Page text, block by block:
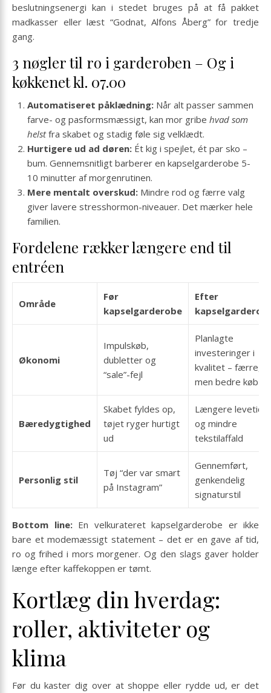
beslutningsenergi kan i stedet bruges på at få pakket
madkasser eller læst “Godnat, Alfons Åberg” for tredje
gang.
3 nøgler til ro i garderoben – Og i
køkkenet kl. 07.00
Automatiseret påklædning: Når alt passer sammen
farve- og pasformsmæssigt, kan mor gribe hvad som
helstfra skabet og stadig føle sig velklædt.
Hurtigere ud ad døren: Ét kig i spejlet, ét par sko –
bum. Gennemsnitligt barberer en kapselgarderobe 5-
10 minutter af morgenrutinen.
Mere mentalt overskud: Mindre rod og færre valg
giver lavere stresshormon-niveauer. Det mærker hele
familien.
Fordelene rækker længere end til
entréen
Område
Før
kapselgarderobe
Efter
Økonomi
Impulskøb,
dubletter og
“sale”-fejl
Planlagte
investeringer i
kvalitet – færre,
men bedre køb
Bæredygtighed
Skabet fyldes op,
tøjet ryger hurtigt
ud
Længere levetid
og mindre
tekstilaffald
Personlig stil
Tøj “der var smart
på Instagram”
Gennemført,
genkendelig
signaturstil
Bottom line:En velkurateret kapselgarderobe er ikke
bare et modemæssigt statement – det er en gave af tid,
ro og frihed i mors morgener. Og den slags gaver holder
længe efter kaffe­koppen er tømt.
Kortlæg din hverdag:
roller, aktiviteter og
klima
Før du kaster dig over at shoppe eller rydde ud, er det